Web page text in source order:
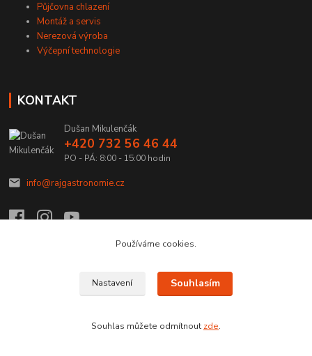
Půjčovna chlazení
Montáž a servis
Nerezová výroba
Výčepní technologie
KONTAKT
Dušan Mikulenčák
+420 732 56 46 44
PO - PÁ: 8:00 - 15:00 hodin
info@rajgastronomie.cz
Upravit sběr cookies.
Copyright © 2026 Ráj Gastronomie.cz
Používáme cookies.
Nastavení Souhlasím
Souhlas můžete odmítnout zde.